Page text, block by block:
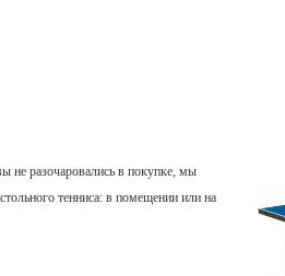
не разочаровались в покупке, мы
тенниса: в помещении или на